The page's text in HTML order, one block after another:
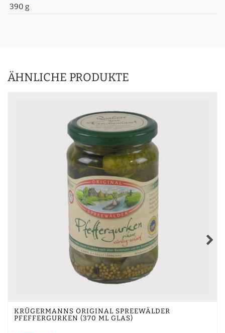
390 g
ÄHNLICHE PRODUKTE
KRÜGERMANNS ORIGINAL SPREEWÄLDER
PFEFFERGURKEN (370 ML GLAS)